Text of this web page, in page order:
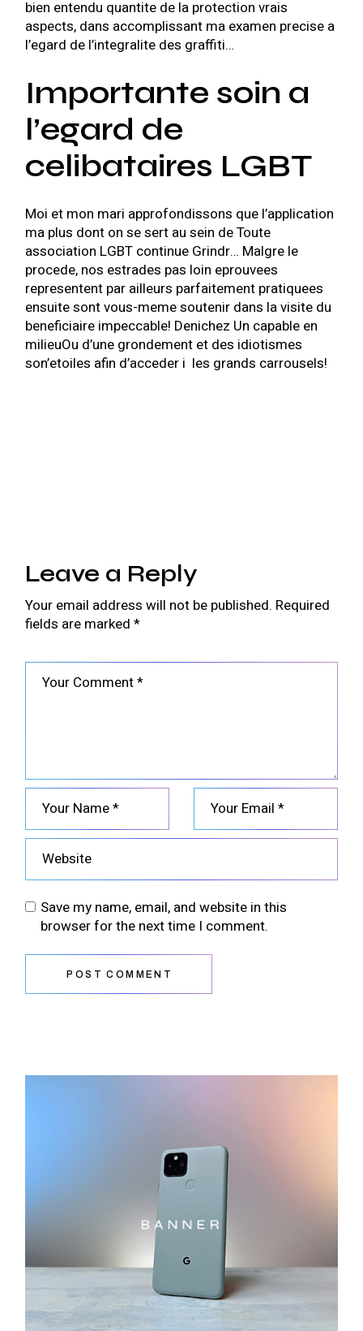
bien entendu quantite de la protection vrais
aspects, dans accomplissant ma examen precise a
l’egard de l’integralite des graffiti…
Importante soin a
l’egard de
celibataires LGBT
Moi et mon mari approfondissons que l’application
ma plus dont on se sert au sein de Toute
association LGBT continue Grindr… Malgre le
procede, nos estrades pas loin eprouvees
representent par ailleurs parfaitement pratiquees
ensuite sont vous-meme soutenir dans la visite du
beneficiaire impeccable! Denichez Un capable en
milieuOu d’une grondement et des idiotismes
son’etoiles afin d’acceder i les grands carrousels!
Leave a Reply
Your email address will not be published. Required
fields are marked*
Save my name, email, and website in this
browser for the next time I comment.
POST COMMENT